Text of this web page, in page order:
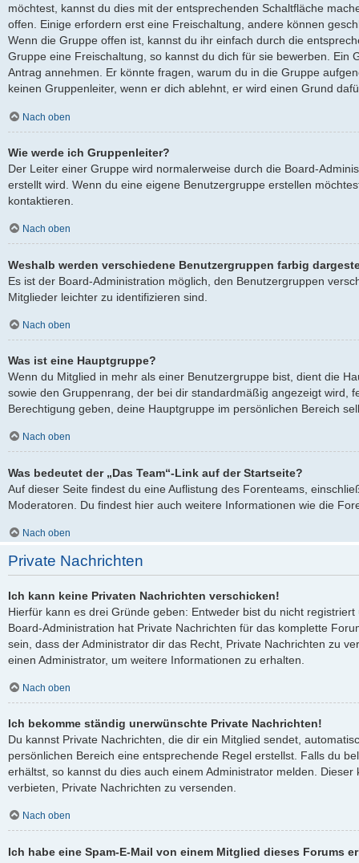
möchtest, kannst du dies mit der entsprechenden Schaltfläche
offen. Einige erfordern erst eine Freischaltung, andere können
Wenn die Gruppe offen ist, kannst du ihr einfach durch die
Gruppe eine Freischaltung, so kannst du dich für sie bewerben. Ein
Antrag annehmen. Er könnte fragen, warum du in die Gruppe
keinen Gruppenleiter, wenn er dich ablehnt, er wird einen Grund
Nach oben
Wie werde ich Gruppenleiter?
Der Leiter einer Gruppe wird normalerweise durch die Board-
erstellt wird. Wenn du eine eigene Benutzergruppe erstellen
kontaktieren.
Nach oben
Weshalb werden verschiedene Benutzergruppen farbig
Es ist der Board-Administration möglich, den Benutzergruppen
Mitglieder leichter zu identifizieren sind.
Nach oben
Was ist eine Hauptgruppe?
Wenn du Mitglied in mehr als einer Benutzergruppe bist, dient die
sowie den Gruppenrang, der bei dir standardmäßig angezeigt wird,
Berechtigung geben, deine Hauptgruppe im persönlichen Bereich
Nach oben
Was bedeutet der „Das Team“-Link auf der Startseite?
Auf dieser Seite findest du eine Auflistung des Forenteams,
Moderatoren. Du findest hier auch weitere Informationen wie die
Nach oben
Private Nachrichten
Ich kann keine Privaten Nachrichten verschicken!
Hierfür kann es drei Gründe geben: Entweder bist du nicht
Board-Administration hat Private Nachrichten für das komplette
sein, dass der Administrator dir das Recht, Private Nachrichten zu
einen Administrator, um weitere Informationen zu erhalten.
Nach oben
Ich bekomme ständig unerwünschte Private Nachrichten!
Du kannst Private Nachrichten, die dir ein Mitglied sendet,
persönlichen Bereich eine entsprechende Regel erstellst. Falls du
erhältst, so kannst du dies auch einem Administrator melden.
verbieten, Private Nachrichten zu versenden.
Nach oben
Ich habe eine Spam-E-Mail von einem Mitglied dieses Forums